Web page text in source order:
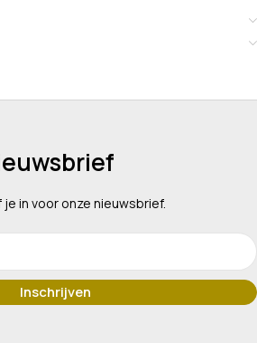
in voor onze nieuwsbrief.